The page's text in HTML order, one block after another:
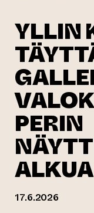
YLLIN
PERIN
ALKUA
17.6.2026